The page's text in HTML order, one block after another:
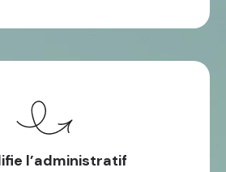
l’administratif